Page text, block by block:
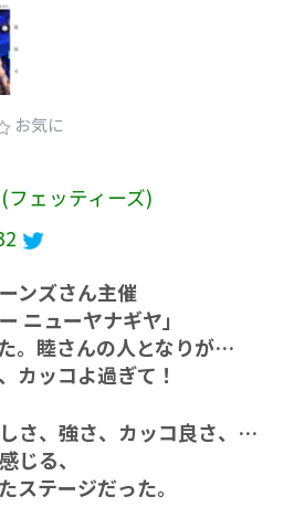
お気に
ェッティーズ)
ンズさん主催
ニューヤナギヤ」
。睦さんの人となりが…
カッコよ過ぎて！
さ、強さ、カッコ良さ、…
じる、
ステージだった。